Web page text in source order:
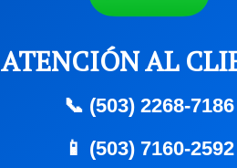
ATENCIÓN AL
📞 (503) 2268-7186
📱 (503) 7160-2592